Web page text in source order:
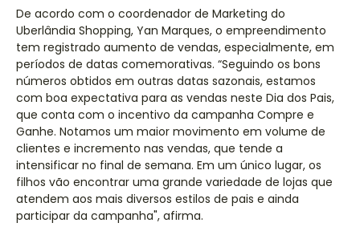
De acordo com o coordenador de Marketing do
Uberlândia Shopping, Yan Marques, o empreendimento
tem registrado aumento de vendas, especialmente, em
períodos de datas comemorativas. “Seguindo os bons
números obtidos em outras datas sazonais, estamos
com boa expectativa para as vendas neste Dia dos Pais,
que conta com o incentivo da campanha Compre e
Ganhe. Notamos um maior movimento em volume de
clientes e incremento nas vendas, que tende a
intensificar no final de semana. Em um único lugar, os
filhos vão encontrar uma grande variedade de lojas que
atendem aos mais diversos estilos de pais e ainda
participar da campanha", afirma.